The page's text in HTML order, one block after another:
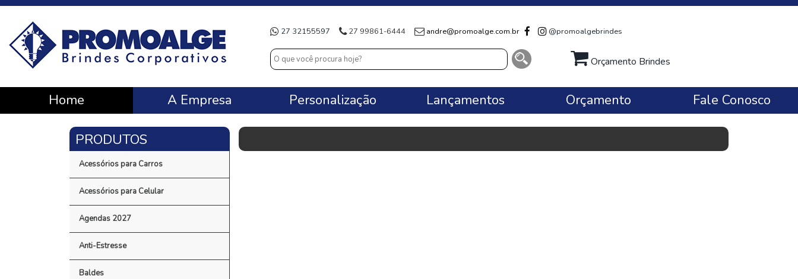
27 32155597 27 99861-6444 andre@promoalge.com.br @promoalgebrindes
Orçamento Brindes
Home A Empresa Personalização Lançamentos Orçamento Fale Conosco
Acessórios para Carros
Acessórios para Celular
Agendas 2027
Anti-Estresse
Baldes